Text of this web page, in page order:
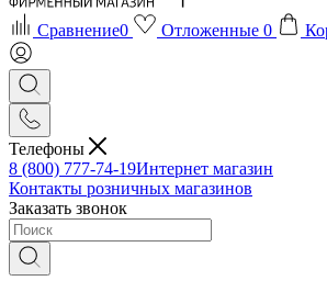
Сравнение0 Отложенные 0
Телефоны
8 (800) 777-74-19Интернет магазин
Контакты розничных магазинов
Заказать звонок